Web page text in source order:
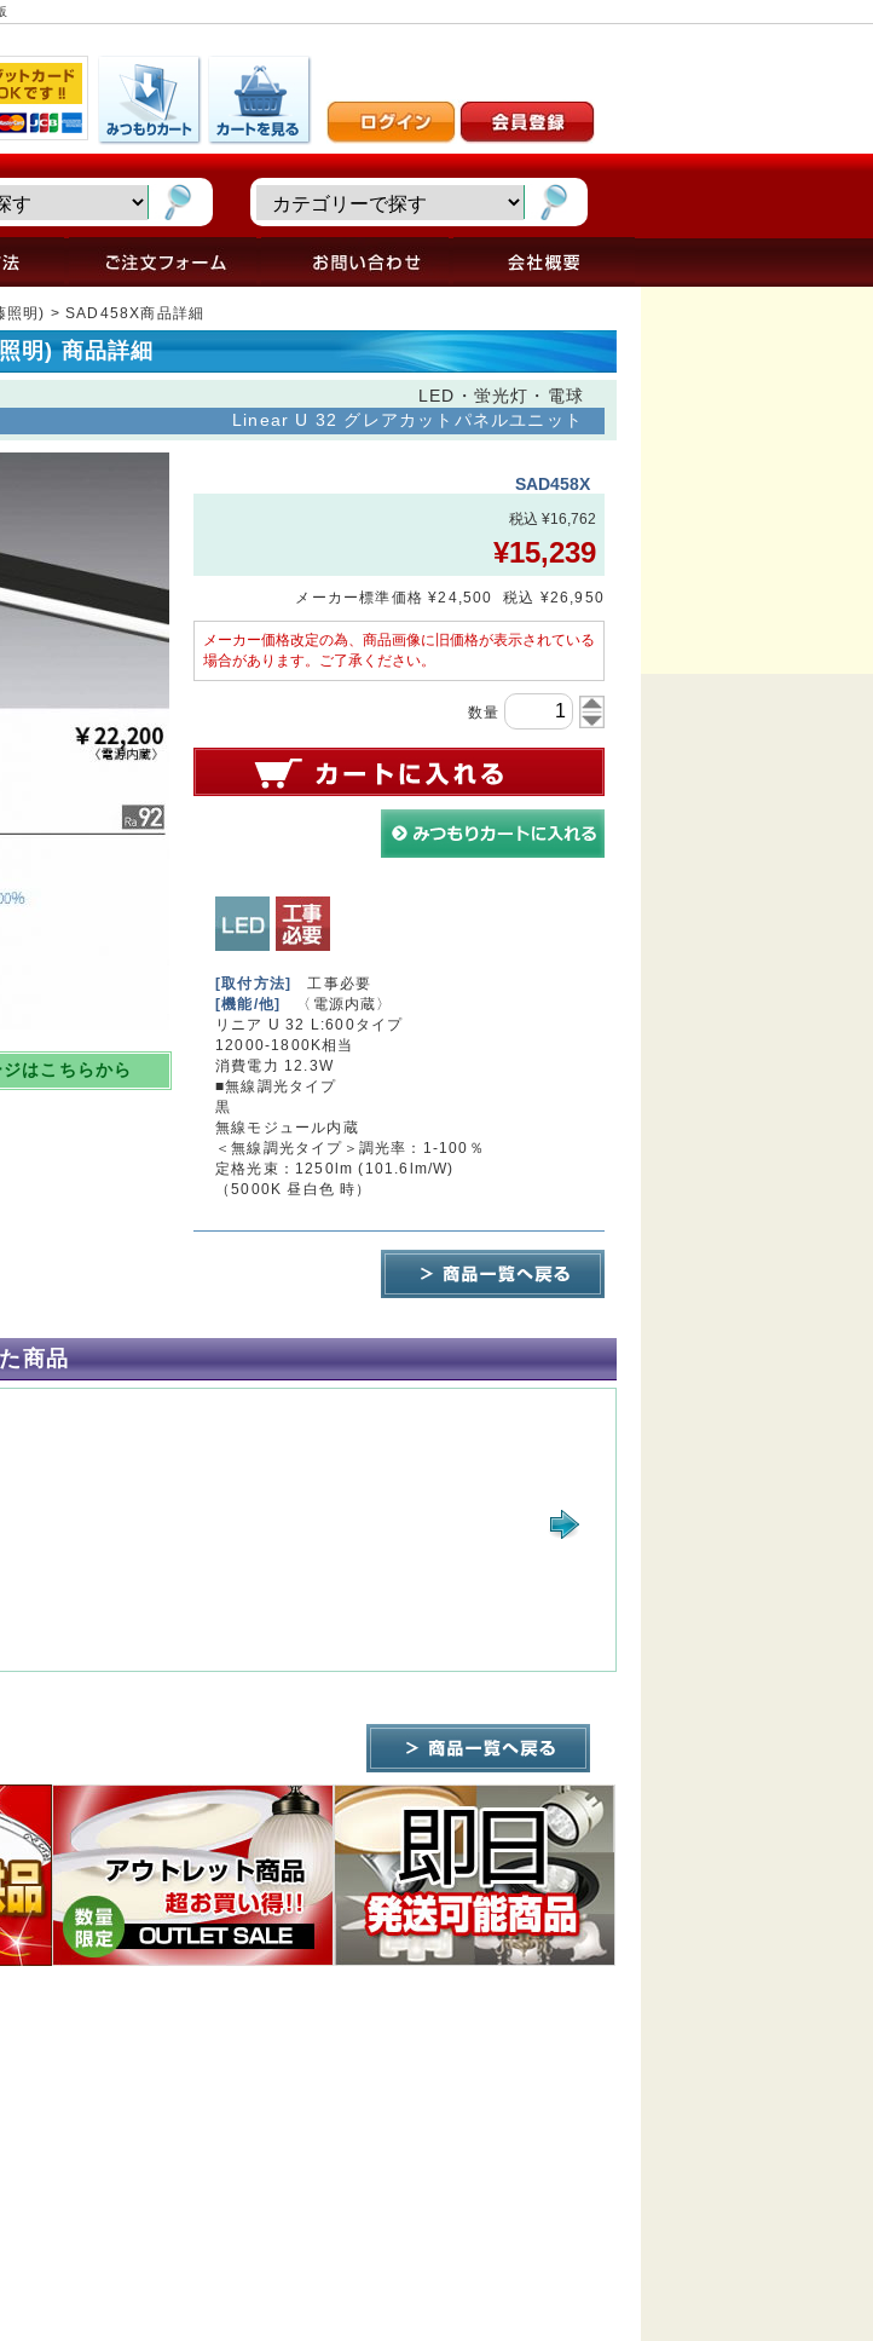
照明) > SAD458X商品詳細
明) 商品詳細
LED・蛍光灯・電球
Linear U 32 グレアカットパネルユニット
はこちらから
SAD458X
税込 ¥16,762
¥15,239
メーカー標準価格 ¥24,500 税込 ¥26,950
メーカー価格改定の為、商品画像に旧価格が表示されている
場合があります。ご了承ください。
数量
[取付方法]
工事必要
[機能/他]
〈電源内蔵〉
リニア U 32 L:600タイプ
12000-1800K相当
消費電力 12.3W
■無線調光タイプ
黒
無線モジュール内蔵
＜無線調光タイプ＞調光率：1-100％
定格光束：1250lm (101.6lm/W)
（5000K 昼白色 時）
商品